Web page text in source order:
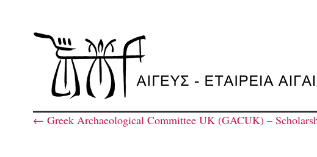
← Greek Archaeological Committee UK (GACUK) –